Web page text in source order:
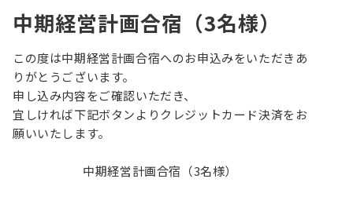
広告運用代行
採用チャンネル作成
成功報酬型コストダウン
成長ビルダー視察会・勉強会
土地・顧客管理システム
事例
クライアントボイス
中期経営計画合宿（3名様）
この度は中期経営計画合宿へのお申込みをいただきあ
りがとうございます。
申し込み内容をご確認いただき、
宜しければ下記ボタンよりクレジットカード決済をお
願いいたします。
中期経営計画合宿（3名様）